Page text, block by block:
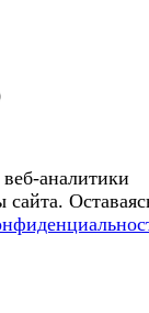
аналитики